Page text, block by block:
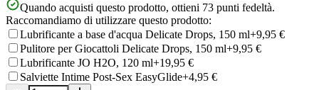
Quando acquisti questo prodotto, ottieni 73 punti fedeltà.
Raccomandiamo di utilizzare questo prodotto:
Lubrificante a base d'acqua Delicate Drops, 150 ml+9,95 €
Pulitore per Giocattoli Delicate Drops, 150 ml+9,95 €
Lubrificante JO H2O, 120 ml+19,95 €
Salviette Intime Post-Sex EasyGlide+4,95 €